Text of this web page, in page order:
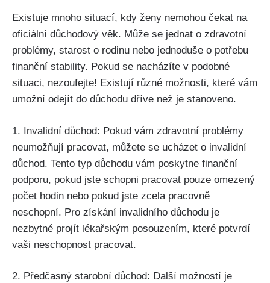
Existuje mnoho situací, kdy ženy nemohou čekat na
oficiální důchodový věk. Může se jednat o zdravotní
problémy, starost o rodinu nebo jednoduše o potřebu
finanční stability. Pokud se nacházíte v podobné
situaci, nezoufejte! Existují různé možnosti, které vám
umožní odejít do důchodu dříve než je stanoveno.
1. Invalidní důchod: Pokud vám zdravotní problémy
neumožňují pracovat, můžete se ucházet o invalidní
důchod. Tento typ důchodu vám poskytne finanční
podporu, pokud jste schopni pracovat pouze omezený
počet hodin nebo pokud jste zcela pracovně
neschopní. Pro získání invalidního důchodu je
nezbytné projít lékařským posouzením, které potvrdí
vaši neschopnost pracovat.
2. Předčasný starobní důchod: Další možností je